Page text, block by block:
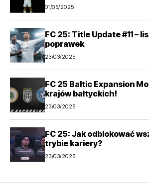
01/05/2025
FC 25: Title Update #11 –
poprawek
23/03/2025
FC 25 Baltic Expansion
krajów bałtyckich!
23/03/2025
FC 25: Jak odblokować
trybie kariery?
23/03/2025